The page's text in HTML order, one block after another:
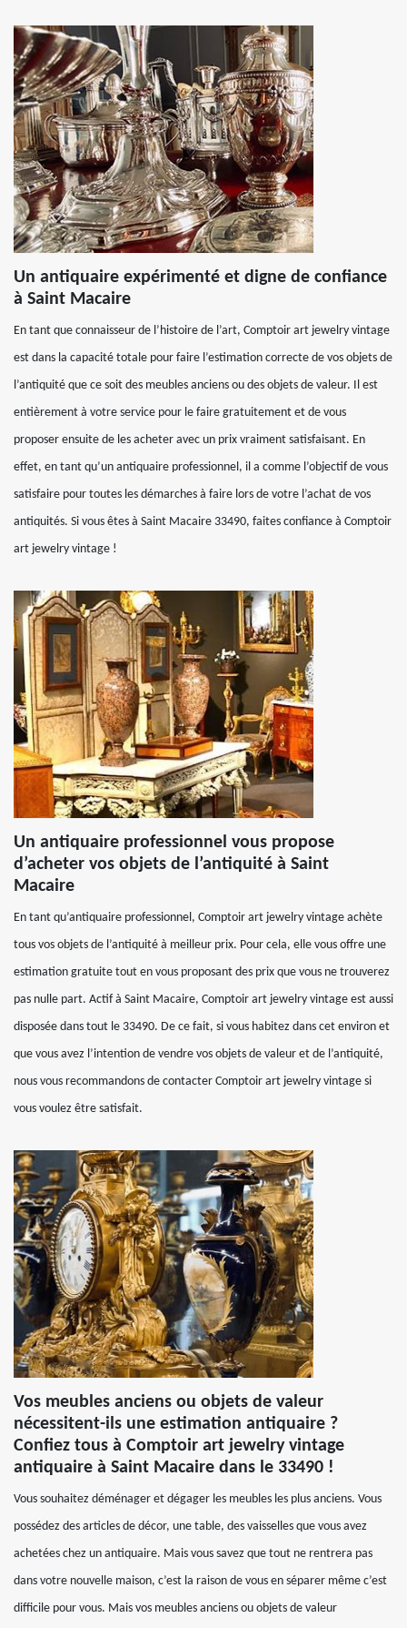
Un antiquaire expérimenté et digne de confiance
à Saint Macaire
En tant que connaisseur de l’histoire de l’art, Comptoir art jewelry vintage
est dans la capacité totale pour faire l’estimation correcte de vos objets de
l’antiquité que ce soit des meubles anciens ou des objets de valeur. Il est
entièrement à votre service pour le faire gratuitement et de vous
proposer ensuite de les acheter avec un prix vraiment satisfaisant. En
effet, en tant qu’un antiquaire professionnel, il a comme l’objectif de vous
satisfaire pour toutes les démarches à faire lors de votre l’achat de vos
antiquités. Si vous êtes à Saint Macaire 33490, faites confiance à Comptoir
art jewelry vintage !
Un antiquaire professionnel vous propose
d’acheter vos objets de l’antiquité à Saint
Macaire
En tant qu’antiquaire professionnel, Comptoir art jewelry vintage achète
tous vos objets de l’antiquité à meilleur prix. Pour cela, elle vous offre une
estimation gratuite tout en vous proposant des prix que vous ne trouverez
pas nulle part. Actif à Saint Macaire, Comptoir art jewelry vintage est aussi
disposée dans tout le 33490. De ce fait, si vous habitez dans cet environ et
que vous avez l’intention de vendre vos objets de valeur et de l’antiquité,
nous vous recommandons de contacter Comptoir art jewelry vintage si
vous voulez être satisfait.
Vos meubles anciens ou objets de valeur
nécessitent-ils une estimation antiquaire ?
Confiez tous à Comptoir art jewelry vintage
antiquaire à Saint Macaire dans le 33490 !
Vous souhaitez déménager et dégager les meubles les plus anciens. Vous
possédez des articles de décor, une table, des vaisselles que vous avez
achetées chez un antiquaire. Mais vous savez que tout ne rentrera pas
dans votre nouvelle maison, c’est la raison de vous en séparer même c’est
difficile pour vous. Mais vos meubles anciens ou objets de valeur